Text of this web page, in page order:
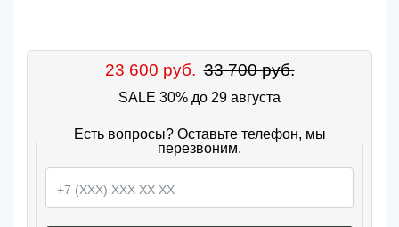
23 600 руб. 33 700 руб.
SALE 30% до 29 августа
Есть вопросы? Оставьте телефон, мы
перезвоним.